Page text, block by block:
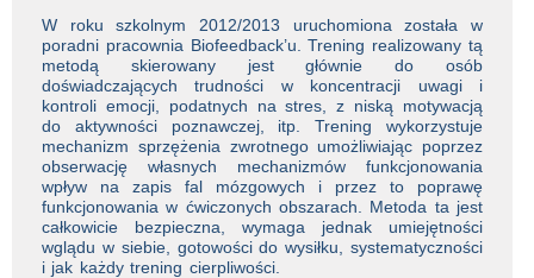
W roku szkolnym 2012/2013 uruchomiona została w
poradni pracownia Biofeedback’u. Trening realizowany tą
metodą skierowany jest głównie do osób
doświadczających trudności w koncentracji uwagi i
kontroli emocji, podatnych na stres, z niską motywacją
do aktywności poznawczej, itp. Trening wykorzystuje
mechanizm sprzężenia zwrotnego umożliwiając poprzez
obserwację własnych mechanizmów funkcjonowania
wpływ na zapis fal mózgowych i przez to poprawę
funkcjonowania w ćwiczonych obszarach. Metoda ta jest
całkowicie bezpieczna, wymaga jednak umiejętności
wglądu w siebie, gotowości do wysiłku, systematyczności
i jak każdy trening cierpliwości.